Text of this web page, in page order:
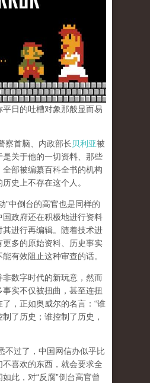
日的吐槽对象那般显而易
察首脑、内政部长贝利亚被
关于他的一切资料、那些
部被编纂百科全书的机构
史上不存在这个人。
”中倒台的高官也是同样的
政府还在积极地进行资料
进行再编辑。随着技术进
多的原始资料、历史事实
有效阻止这种审查的话。
数字时代的新玩意，然而
实不仅被扭曲，甚至连扭
，正如奥威尔的名言：“谁
了历史；谁控制了历史，
不过了，中国网信办似乎比
喜欢的东西，就会要求全
此，对“反腐”倒台高官曾